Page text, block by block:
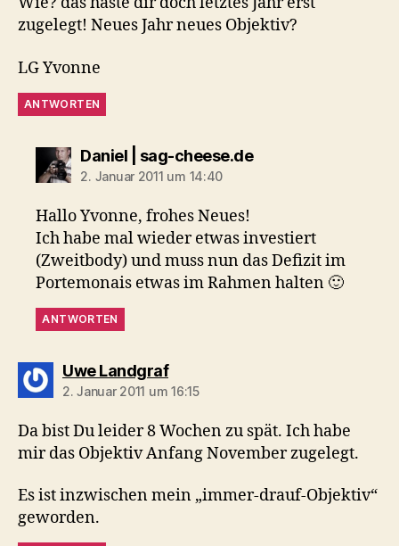
zugelegt! Neues Jahr neues Objektiv?
LG Yvonne
ANTWORTEN
Daniel | sag-cheese.desagt:
2. Januar 2011 um 14:40
Hallo Yvonne, frohes Neues!
Ich habe mal wieder etwas investiert
(Zweitbody) und muss nun das Defizit im
Portemonais etwas im Rahmen halten 🙂
ANTWORTEN
Uwe Landgrafsagt:
2. Januar 2011 um 16:15
Da bist Du leider 8 Wochen zu spät. Ich habe
mir das Objektiv Anfang November zugelegt.
Es ist inzwischen mein „immer-drauf-Objektiv“
geworden.